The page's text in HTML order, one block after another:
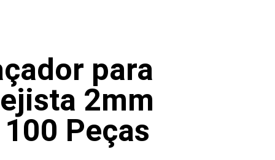
para
2mm
Peças